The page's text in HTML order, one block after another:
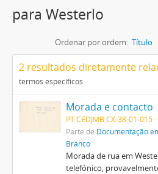
para Westerlo
Ordenar por ordem: Título
2 resultados diretamente
termos específicos
Morada e contacto
PT CEDJMB CX-38-01-015
Parte de Documentação
Branco
Morada de rua em
telefónico,